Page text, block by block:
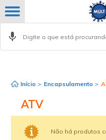
Início > Encapsulamento >
ATV
Não há produtos